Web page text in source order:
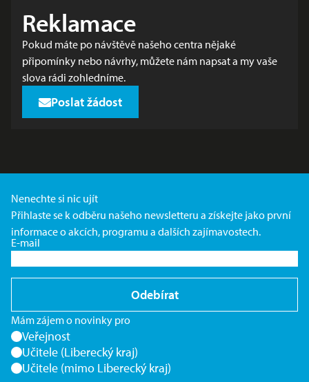
Reklamace
Pokud máte po návštěvě našeho centra nějaké
připomínky nebo návrhy, můžete nám napsat a my vaše
slova rádi zohledníme.
Poslat žádost
Nenechte si nic ujít
Přihlaste se k odběru našeho newsletteru a získejte jako první
informace o akcích, programu a dalších zajímavostech.
E-mail
Odebírat
Mám zájem o novinky pro
Veřejnost
Učitele (Liberecký kraj)
Učitele (mimo Liberecký kraj)